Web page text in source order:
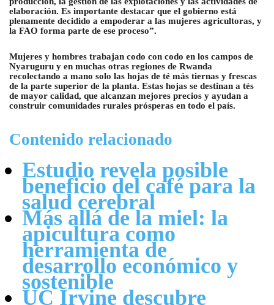
elaboración. Es importante destacar que el gobierno está
plenamente decidido a empoderar a las mujeres agricultoras, y
la FAO forma parte de ese proceso”.
Mujeres y hombres trabajan codo con codo en los campos de
Nyaruguru y en muchas otras regiones de Rwanda
recolectando a mano solo las hojas de té más tiernas y frescas
de la parte superior de la planta. Estas hojas se destinan a tés
de mayor calidad, que alcanzan mejores precios y ayudan a
construir comunidades rurales prósperas en todo el país.
Contenido relacionado
Estudio revela posible
beneficio del café para la
salud cerebral
Más allá de la miel: la
apicultura como
herramienta de
desarrollo económico y
sostenible
UC Irvine descubre